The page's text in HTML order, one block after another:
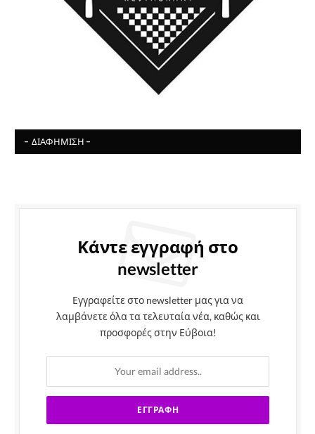
- ΔΙΑΦΉΜΙΣΗ -
Κάντε εγγραφή στο
newsletter
Εγγραφείτε στο newsletter μας για να
λαμβάνετε όλα τα τελευταία νέα, καθώς και
προσφορές στην Εύβοια!